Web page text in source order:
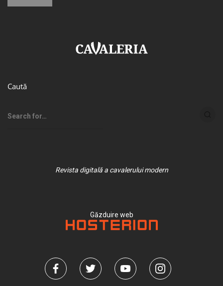
Caută
Revista digitală a cavalerului modern
Găzduire web